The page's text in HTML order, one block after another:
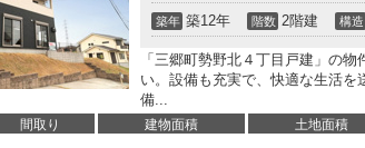
築年 築12年 階数 2階建 構造
「三郷町勢野北４丁目戸建」の
い。設備も充実で、快適な生活
備...
間取り 建物面積 土地面積